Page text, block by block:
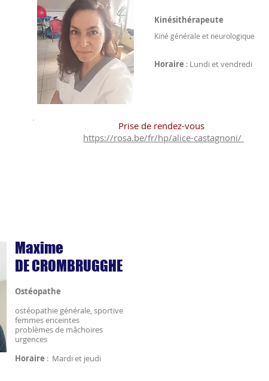
Kinésithérapeute
Kiné générale et neurologique
Horaire : Lundi et vendredi
Prise de rendez-vous
https://rosa.be/fr/hp/alice-castagnoni/
Maxime
DE CROMBRUGGHE
Ostéopathe
ostéopathie générale, sportive
femmesenceintes
problèmes de mâchoires
urgences
Horaire : Mardi et jeudi